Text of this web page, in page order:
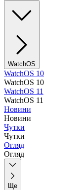
WatchOS
WatchOS 10
WatchOS 10
WatchOS 11
WatchOS 11
Новини
Новини
Чутки
Чутки
Огляд
Огляд
Ще